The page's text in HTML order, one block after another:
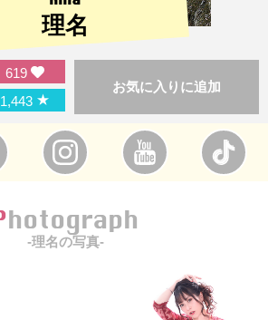
理名
619
1,443 ★
お気に入りに追加
Photograph
-理名の写真-